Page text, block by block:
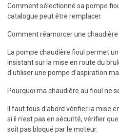
Comment sélectionné sa pompe
catalogue peut être remplacer.
Comment réamorcer une chaudière
La pompe chaudière fioul permet
insistant sur la mise en route du
d'utiliser une pompe d'aspiration
Pourquoi ma chaudière au fioul ne
Il faut tous d'abord vérifier la mise
si il n'est pas en sécurité, vérifier
soit pas bloqué par le moteur.